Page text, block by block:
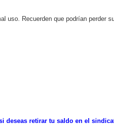
uso. Recuerden que podrían perder
deseas retirar tu saldo en el